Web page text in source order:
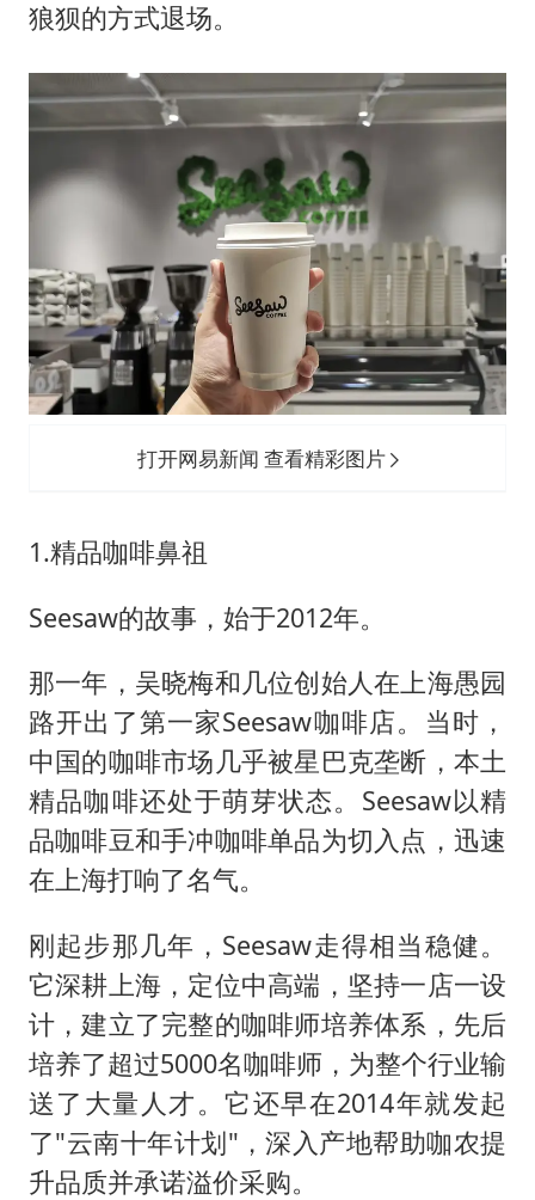
狼狈的方式退场。
打开网易新闻 查看精彩图片
1.精品咖啡鼻祖
Seesaw的故事，始于2012年。
那一年，吴晓梅和几位创始人在上海愚园
路开出了第一家Seesaw咖啡店。当时，
中国的咖啡市场几乎被星巴克垄断，本土
精品咖啡还处于萌芽状态。Seesaw以精
品咖啡豆和手冲咖啡单品为切入点，迅速
在上海打响了名气。
刚起步那几年，Seesaw走得相当稳健。
它深耕上海，定位中高端，坚持一店一设
计，建立了完整的咖啡师培养体系，先后
培养了超过5000名咖啡师，为整个行业输
送了大量人才。它还早在2014年就发起
了"云南十年计划"，深入产地帮助咖农提
升品质并承诺溢价采购。